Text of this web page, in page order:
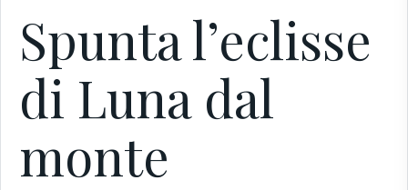
Spunta l’eclisse
di Luna dal
monte